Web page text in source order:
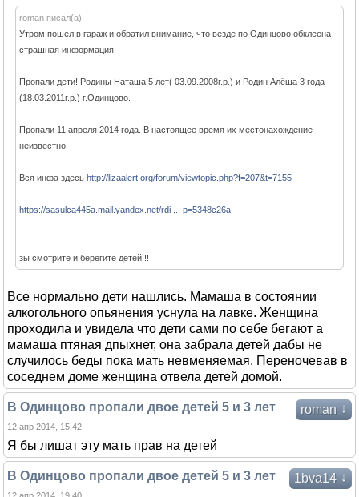
roman писал(а):
Утром пошел в гараж и обратил внимание, что везде по Одинцово обклеена
страшная информация
Пропали дети! Родины Наташа,5 лет( 03.09.2008г.р.) и Родин Алёша 3 года
(18.03.2011г.р.) г.Одинцово.
Пропали 11 апреля 2014 года. В настоящее время их местонахождение
неизвестно.
Вся инфа здесь http://lizaalert.org/forum/viewtopic.php?f=207&t=7155
https://sasulca445a.mail.yandex.net/rdi ... p=5348c26a
зы смотрите и берегите детей!!!
Все нормально дети нашлись. Мамаша в состоянии
алкогольного опьянения уснула на лавке. Женщина
проходила и увидела что дети сами по себе бегают а
мамаша птяная дпыхнет, она забрала детей дабы не
случилось беды пока мать невменяемая. Переночевав в
соседнем доме женщина отвела детей домой.
roman ↓
В Одинцово пропали двое детей 5 и 3 лет
12 апр 2014, 15:42
Я бы лишат эту мать прав на детей
1bva14 ↓
В Одинцово пропали двое детей 5 и 3 лет